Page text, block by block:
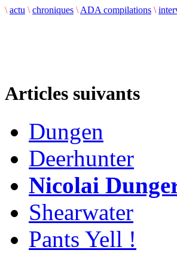
\ actu \ chroniques \ ADA compilations \
Articles suivants
Dungen
Deerhunter
Nicolai
Shearwater
Pants Yell !